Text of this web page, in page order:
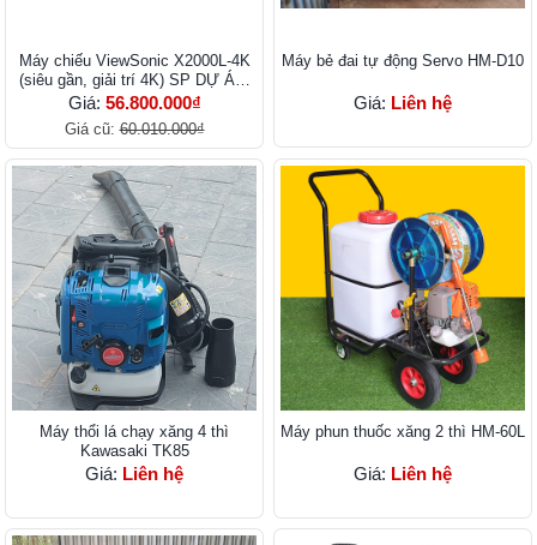
Máy chiếu ViewSonic X2000L-4K
(siêu gần, giải trí 4K) SP DỰ ÁN,
CALL
Giá: 56.800.000₫
Giá cũ:60.010.000₫
Máy bẻ đai tự động Servo HM-D10
Giá: Liên hệ
Máy thổi lá chạy xăng 4 thì
Kawasaki TK85
Giá: Liên hệ
Máy phun thuốc xăng 2 thì HM-60L
Giá: Liên hệ